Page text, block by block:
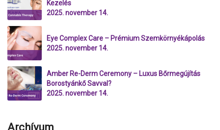
Kezelés
2025. november 14.
Eye Complex Care – Prémium Szemkörnyékápolás
2025. november 14.
Amber Re-Derm Ceremony – Luxus Bőrmegújítás
Borostyánkő Savval?
2025. november 14.
Archívum